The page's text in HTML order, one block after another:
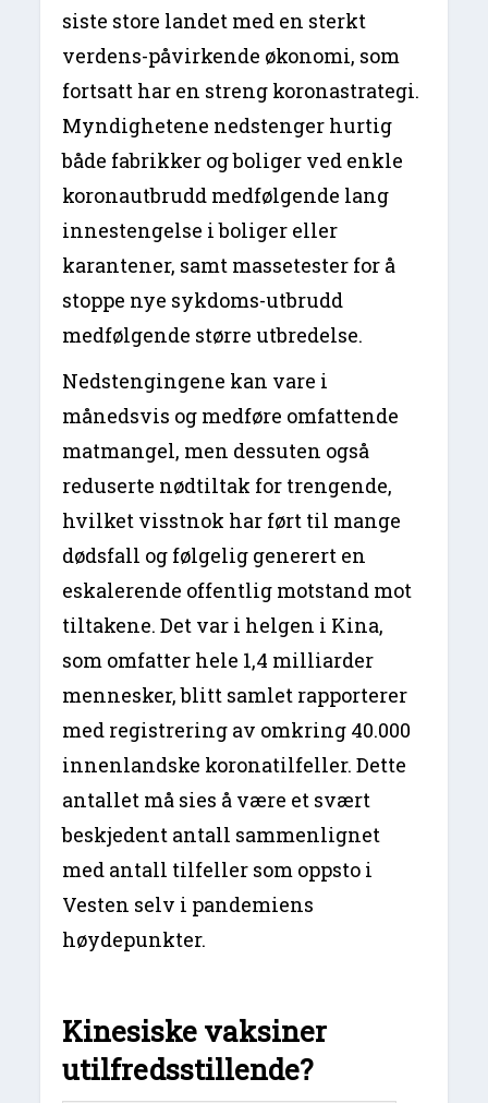
siste store landet med en sterkt
verdens-påvirkende økonomi, som
fortsatt har en streng koronastrategi.
Myndighetene nedstenger hurtig
både fabrikker og boliger ved enkle
koronautbrudd medfølgende lang
innestengelse i boliger eller
karantener, samt massetester for å
stoppe nye sykdoms-utbrudd
medfølgende større utbredelse.
Nedstengingene kan vare i
månedsvis og medføre omfattende
matmangel, men dessuten også
reduserte nødtiltak for trengende,
hvilket visstnok har ført til mange
dødsfall og følgelig generert en
eskalerende offentlig motstand mot
tiltakene. Det var i helgen i Kina,
som omfatter hele 1,4 milliarder
mennesker, blitt samlet rapporterer
med registrering av omkring 40.000
innenlandske koronatilfeller. Dette
antallet må sies å være et svært
beskjedent antall sammenlignet
med antall tilfeller som oppsto i
Vesten selv i pandemiens
høydepunkter.
Kinesiske vaksiner
utilfredsstillende?